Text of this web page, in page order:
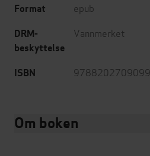
Format epub
DRM-
beskyttelse
Vannmerket
ISBN 9788202709099
Om boken